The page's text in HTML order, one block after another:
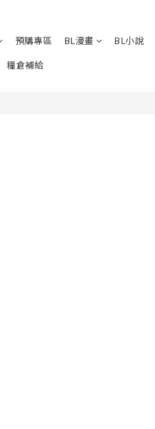
預購專區 BL漫畫 BL小說
糧倉補給